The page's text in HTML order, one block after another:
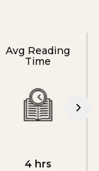
Avg Reading
Time
4 hrs